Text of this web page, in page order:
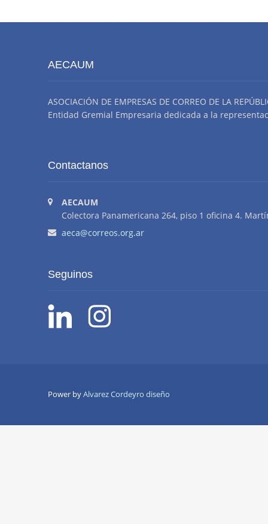
AECAUM
ASOCIACIÓN DE EMPRESAS DE CORREO DE LA
Entidad Gremial Empresaria dedicada a la
Contactanos
AECAUM
Colectora Panamericana 264, piso 1 oficina 4.
aeca@correos.org.ar
Seguinos
Power byAlvarez Cordeyro diseño